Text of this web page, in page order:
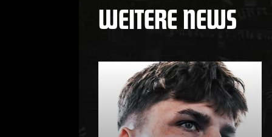
WEITERE NEWS